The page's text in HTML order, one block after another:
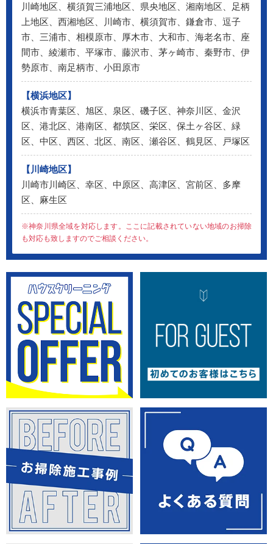
川崎地区、横須賀三浦地区、県央地区、湘南地区、足柄
上地区、西湘地区、川崎市、横須賀市、鎌倉市、逗子
市、三浦市、相模原市、厚木市、大和市、海老名市、座
間市、綾瀬市、平塚市、藤沢市、茅ヶ崎市、秦野市、伊
勢原市、南足柄市、小田原市
【横浜地区】
横浜市青葉区、旭区、泉区、磯子区、神奈川区、金沢
区、港北区、港南区、都筑区、栄区、保土ヶ谷区、緑
区、中区、西区、北区、南区、瀬谷区、鶴見区、戸塚区
【川崎地区】
川崎市川崎区、幸区、中原区、高津区、宮前区、多摩
区、麻生区
※神奈川県全域を対応します。ここに記載されていない地域のお掃除
も対応も致しますのでご相談ください。